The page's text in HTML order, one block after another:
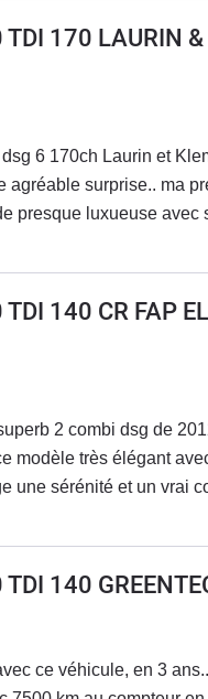
sur le net : 16€ la
sinon alors qu’elle va
spacieuse et est
aux cents. Bémol : la
n’ai pas envie de la
et les prix !
170 LAURIN
6 170ch Laurin et
agréable surprise.. ma
presque luxueuse avec
les étoiles..Un
très économique 5 litres
ultime Un gps de
140 CR FAP
2 combi dsg de
modèle très élégant
une sérénité et un vrai
tous les 60000
et elle vous
les bourrins qui roulent
pas la dernière.Un
les options.La
optionné mais je l'ai
140
ce véhicule, en 3